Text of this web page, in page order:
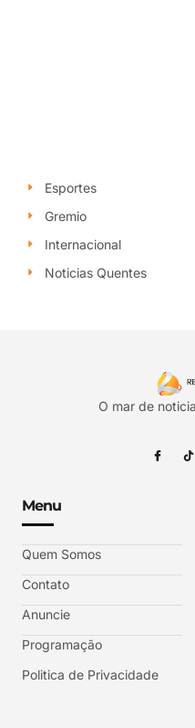
Esportes
Gremio
Internacional
Noticias Quentes
O mar de
Menu
Quem Somos
Contato
Anuncie
Programação
Politica de Privacidade